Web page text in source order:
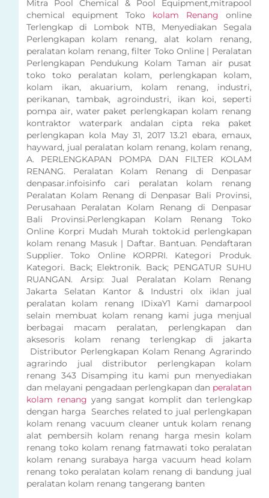
Mitra Pool Chemical & Pool Equipment,mitrapool
chemical equipment Toko kolam Renang online
Terlengkap di Lombok NTB, Menyediakan Segala
Perlengkapan kolam renang, alat kolam renang,
peralatan kolam renang, filter Toko Online | Peralatan
Perlengkapan Pendukung Kolam Taman air pusat
toko toko peralatan kolam, perlengkapan kolam,
kolam ikan, akuarium, kolam renang, industri,
perikanan, tambak, agroindustri, ikan koi, seperti
pompa air, water paket perlengkapan kolam renang
kontraktor waterpark andalan cipta reka paket
perlengkapan kola May 31, 2017 13.21 ebara, emaux,
hayward, jual peralatan kolam renang, kolam renang,
A. PERLENGKAPAN POMPA DAN FILTER KOLAM
RENANG. Peralatan Kolam Renang di Denpasar
denpasar.infoisinfo cari peralatan kolam renang
Peralatan Kolam Renang di Denpasar Bali Provinsi,
Perusahaan Peralatan Kolam Renang di Denpasar
Bali Provinsi.Perlengkapan Kolam Renang Toko
Online Korpri Mudah Murah toktok.id perlengkapan
kolam renang Masuk | Daftar. Bantuan. Pendaftaran
Supplier. Toko Online KORPRI. Kategori Produk.
Kategori. Back; Elektronik. Back; PENGATUR SUHU
RUANGAN. Arsip: Jual Peralatan Kolam Renang
Jakarta Selatan Kantor & Industri olx iklan jual
peralatan kolam renang IDixaY1 Kami damarpool
selain membuat kolam renang kami juga menjual
berbagai macam peralatan, perlengkapan dan
aksesoris kolam renang terlengkap di jakarta
Distributor Perlengkapan Kolam Renang Agrarindo
agrarindo jual distributor perlengkapan kolam
renang 343 Disamping itu kami pun menyediakan
dan melayani pengadaan perlengkapan dan peralatan
kolam renang yang sangat komplit dan terlengkap
dengan harga Searches related to jual perlengkapan
kolam renang vacuum cleaner untuk kolam renang
alat pembersih kolam renang harga mesin kolam
renang toko kolam renang fatmawati toko peralatan
kolam renang surabaya harga vacuum head kolam
renang toko peralatan kolam renang di bandung jual
peralatan kolam renang tangerang banten